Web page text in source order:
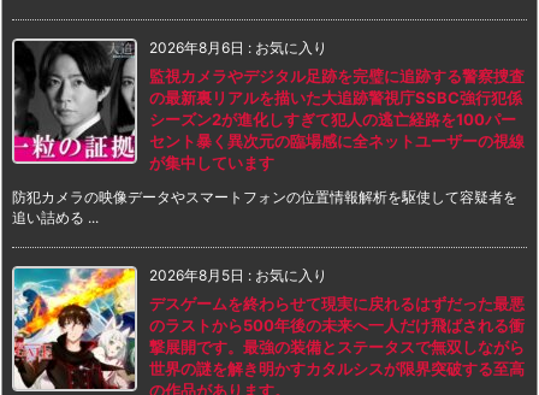
2026年8月6日 : お気に入り
監視カメラやデジタル足跡を完璧に追跡する警察捜査
の最新裏リアルを描いた大追跡警視庁SSBC強行犯係
シーズン2が進化しすぎて犯人の逃亡経路を100パー
セント暴く異次元の臨場感に全ネットユーザーの視線
が集中しています
防犯カメラの映像データやスマートフォンの位置情報解析を駆使して容疑者を
追い詰める ...
2026年8月5日 : お気に入り
デスゲームを終わらせて現実に戻れるはずだった最悪
のラストから500年後の未来へ一人だけ飛ばされる衝
撃展開です。最強の装備とステータスで無双しながら
世界の謎を解き明かすカタルシスが限界突破する至高
の作品があります。